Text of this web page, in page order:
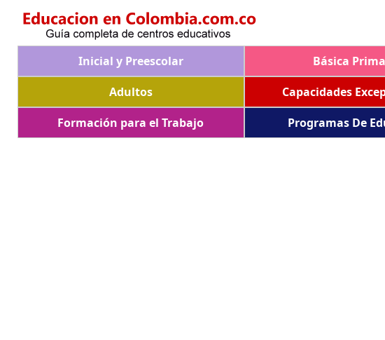
Inicial y Preescolar Básica
Adultos
Capacidades
Formación para el Trabajo
Programas De